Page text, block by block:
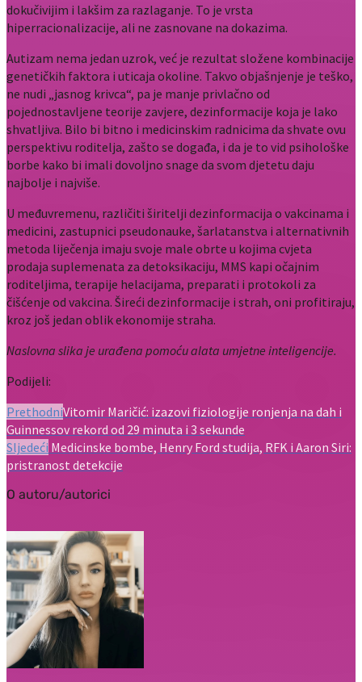
dokučivijim i lakšim za razlaganje. To je vrsta
hiperracionalizacije, ali ne zasnovane na dokazima.
Autizam nema jedan uzrok, već je rezultat složene kombinacije
genetičkih faktora i uticaja okoline. Takvo objašnjenje je teško,
ne nudi „jasnog krivca“, pa je manje privlačno od
pojednostavljene teorije zavjere, dezinformacije koja je lako
shvatljiva. Bilo bi bitno i medicinskim radnicima da shvate ovu
perspektivu roditelja, zašto se događa, i da je to vid psihološke
borbe kako bi imali dovoljno snage da svom djetetu daju
najbolje i najviše.
U međuvremenu, različiti širitelji dezinformacija o vakcinama i
medicini, zastupnici pseudonauke, šarlatanstva i alternativnih
metoda liječenja imaju svoje male obrte u kojima cvjeta
prodaja suplemenata za detoksikaciju, MMS kapi očajnim
roditeljima, terapije helacijama, preparati i protokoli za
čišćenje od vakcina. Šireći dezinformacije i strah, oni profitiraju,
kroz još jedan oblik ekonomije straha.
Naslovna slika je urađena pomoću alata umjetne inteligencije.
Podijeli:
PrethodniVitomir Maričić: izazovi fiziologije ronjenja na dah i
Guinnessov rekord od 29 minuta i 3 sekunde
Sljedeći Medicinske bombe, Henry Ford studija, RFK i Aaron Siri:
pristranost detekcije
O autoru/autorici